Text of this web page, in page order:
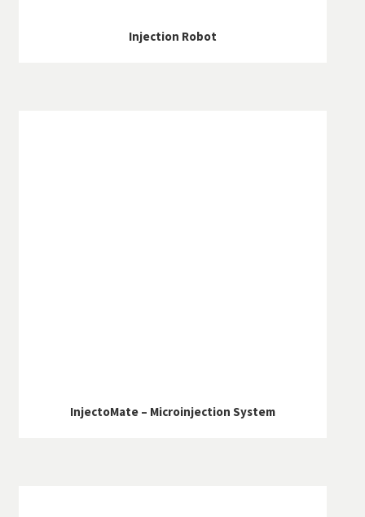
Injection Robot
InjectoMate – Microinjection System